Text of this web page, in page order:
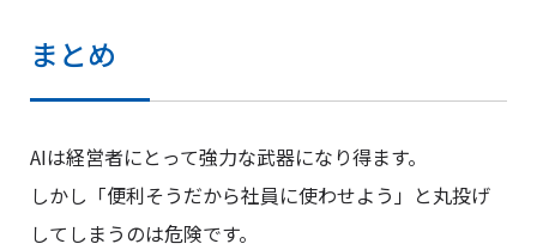
まとめ
AIは経営者にとって強力な武器になり得ます。
しかし「便利そうだから社員に使わせよう」と丸投げ
してしまうのは危険です。